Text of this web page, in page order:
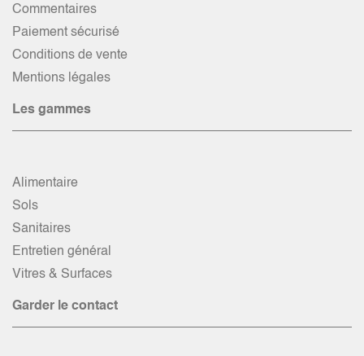
Commentaires
Paiement sécurisé
Conditions de vente
Mentions légales
Les gammes
Alimentaire
Sols
Sanitaires
Entretien général
Vitres & Surfaces
Garder le contact